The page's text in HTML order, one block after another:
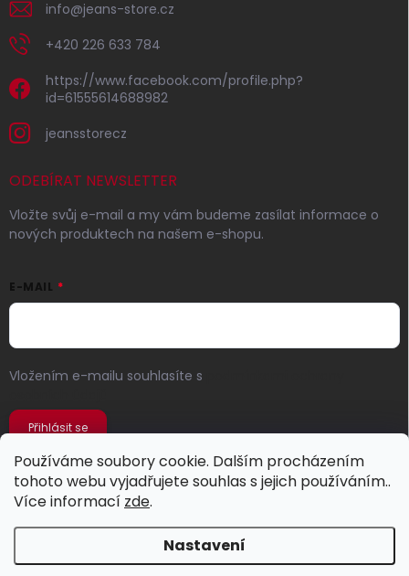
Používáme soubory cookie. Dalším procházením
tohoto webu vyjadřujete souhlas s jejich používáním..
Více informací zde.
Nastavení
info@jeans-store.cz
+420 226 633 784
https://www.facebook.com/profile.php?
id=61555614688982
jeansstorecz
ODEBÍRAT NEWSLETTER
Vložte svůj e-mail a my vám budeme zasílat informace o
nových produktech na našem e-shopu.
E-MAIL
Vložením e-mailu souhlasíte s
Přihlásit se